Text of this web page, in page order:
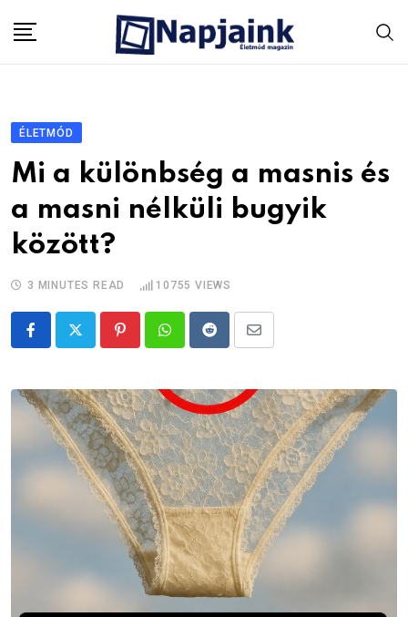
ÉLETMÓD
Mi a különbség a masnis és
a masni nélküli bugyik
között?
3 MINUTES READ 10755 VIEWS
PinterestWhatsappRedditShare
Email